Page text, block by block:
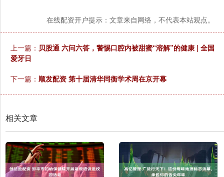
在线配资开户提示：文章来自网络，不代表本站观点。
上一篇： 贝股通 六问六答，警惕口腔内被甜蜜“溶解”的健康 | 全国
爱牙日
下一篇： 顺发配资 第十届清华同衡学术周在京开幕
相关文章